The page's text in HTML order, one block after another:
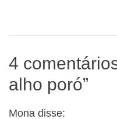
4
alho poró”
Mona disse: